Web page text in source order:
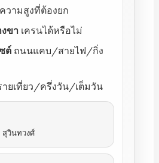
วามสูงที่ต้องยก
ขาเครนได้หรือไม่
ต์ถนนแคบ/สายไฟ/กิ่ง
ยเที่ยว/ครึ่งวัน/เต็มวัน
สุวินทวงศ์